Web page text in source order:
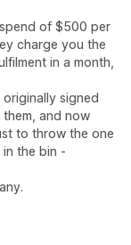
of $500 per
charge you the
in a month,
signed
and now
to throw the one
the bin -